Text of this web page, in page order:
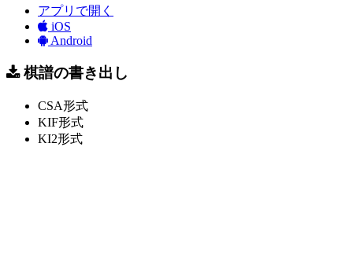
アプリで開く
iOS
Android
棋譜の書き出し
CSA形式
KIF形式
KI2形式